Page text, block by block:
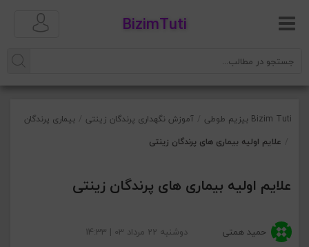
BizimTuti
Bizim Tuti بیزیم طوطی آموزش نگهداری پرندگان زینتی
بیماری پرندگان
علایم اولیه بیماری های پرندگان زینتی
علایم اولیه بیماری های پرندگان زینتی
حمید همتی دوشنبه 22 مرداد 03 | 14:33